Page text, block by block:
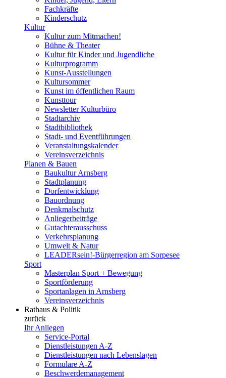
Fachkräfte
Kinderschutz
Kultur
Kultur zum Mitmachen!
Bühne & Theater
Kultur für Kinder und Jugendliche
Kulturprogramm
Kunst-Ausstellungen
Kultursommer
Kunst im öffentlichen Raum
Kunsttour
Newsletter Kulturbüro
Stadtarchiv
Stadtbibliothek
Stadt- und Eventführungen
Veranstaltungskalender
Vereinsverzeichnis
Planen & Bauen
Baukultur Arnsberg
Stadtplanung
Dorfentwicklung
Bauordnung
Denkmalschutz
Anliegerbeiträge
Gutachterausschuss
Verkehrsplanung
Umwelt & Natur
LEADERsein!-Bürgerregion am Sorpesee
Sport
Masterplan Sport + Bewegung
Sportförderung
Sportanlagen in Arnsberg
Vereinsverzeichnis
Rathaus & Politik
zurück
Ihr Anliegen
Service-Portal
Dienstleistungen A-Z
Dienstleistungen nach Lebenslagen
Formulare A-Z
Beschwerdemanagement